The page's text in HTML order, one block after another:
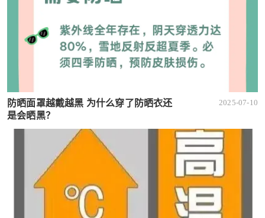
防晒面罩越戴越黑 为什么穿了防晒衣还
是会晒黑？
2025-07-10